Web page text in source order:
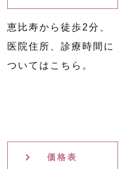
恵比寿から徒歩2分、
医院住所、診療時間に
ついてはこちら。
価格表